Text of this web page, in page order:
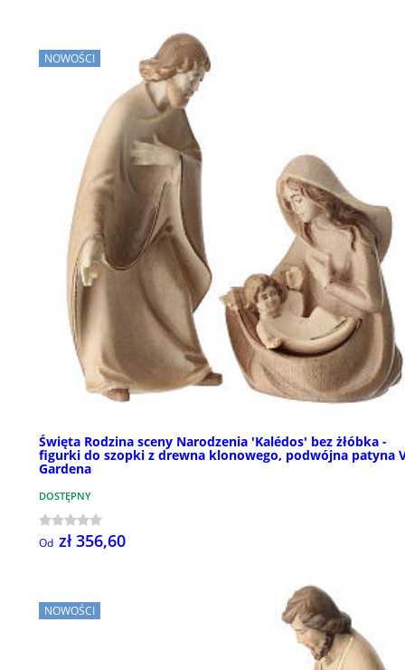
NOWOŚCI
Święta Rodzina sceny Narodzenia 'Kalédos' bez żłóbka -
figurki do szopki z drewna klonowego, podwójna patyna
Gardena
DOSTĘPNY
Od zł 356,60
NOWOŚCI